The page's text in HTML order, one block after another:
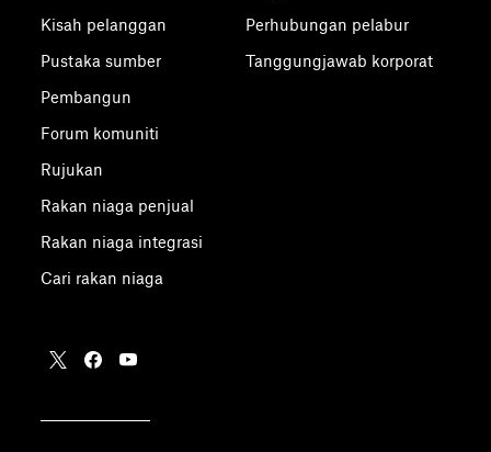
Kisah pelanggan
Pustaka sumber
Pembangun
Forum komuniti
Rujukan
Rakan niaga penjual
Rakan niaga integrasi
Cari rakan niaga
Perhubungan pelabur
Tanggungjawab korporat